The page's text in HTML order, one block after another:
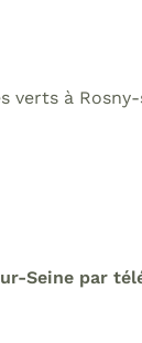
verts à
Seine par